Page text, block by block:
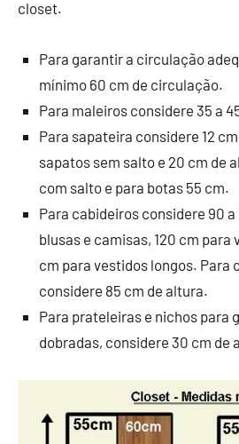
closet.
Para garantir a circulação
mínimo 60 cm de circulação.
Para maleiros considere 35 a
Para sapateira considere 12
sapatos sem salto e 20 cm de
com salto e para botas 55 cm.
Para cabideiros considere 90 a
blusas e camisas, 120 cm para
cm para vestidos longos. Para
considere 85 cm de altura.
Para prateleiras e nichos para
dobradas, considere 30 cm de